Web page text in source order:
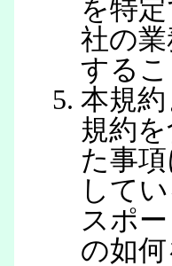
を特
社の
する
本規
規約
た事
して
スポ
の如